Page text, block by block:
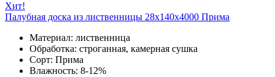
Хит!
Палубная доска из лиственницы 28х140х4000 Прима
Материал: лиственница
Обработка: строганная, камерная сушка
Сорт: Прима
Влажность: 8-12%